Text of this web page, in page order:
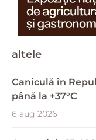
altele
Caniculă în
până la +37°C
6 aug 2026